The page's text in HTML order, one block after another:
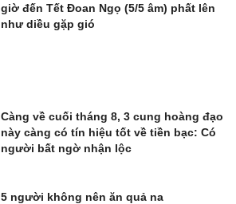
giờ đến Tết Đoan Ngọ (5/5 âm) phất lên
như diều gặp gió
Càng về cuối tháng 8, 3 cung hoàng đạo
này càng có tín hiệu tốt về tiền bạc: Có
người bất ngờ nhận lộc
5 người không nên ăn quả na